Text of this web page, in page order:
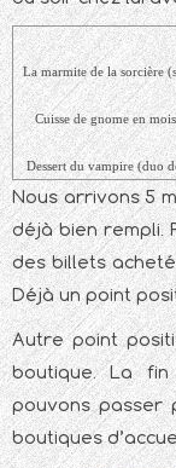
La marmite de la sorcière
Cuisse de gnome en
Dessert du vampire (duo
Nous arrivons 5
déjà bien rempli.
des billets
Déjà un point
Autre point
boutique. La
pouvons
boutiques